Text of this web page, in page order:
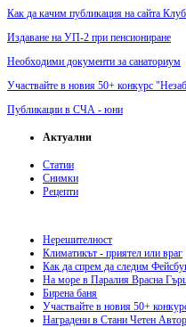
Как да качим публикация на сайта
Издаване на УП-2 при пенсиониране
Необходими документи за санаториум
Участвайте в новия 50+ конкурс
Публикации в СЧА - юни
Актуални
Статии
Снимки
Рецепти
Нерешителност
Климатикът - приятел или враг
Как да спрем да следим
На море в Паралия Врасна
Бирена баня
Участвайте в новия 50+
Наградени в Стани Четен